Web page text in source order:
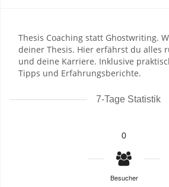
Thesis Coaching statt Ghostwriting.
deiner Thesis. Hier erfährst du alles
und deine Karriere. Inklusive
Tipps und Erfahrungsberichte.
7-Tage Statistik
0
Besucher